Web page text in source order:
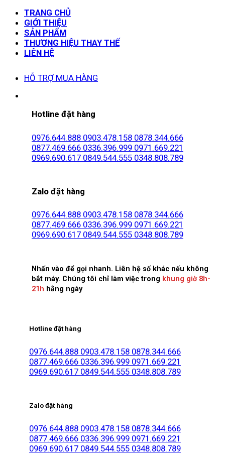
TRANG CHỦ
GIỚI THIỆU
SẢN PHẨM
THƯƠNG HIỆU THAY THẾ
LIÊN HỆ
HỖ TRỢ MUA HÀNG
Hotline đặt hàng
0976.644.888 0903.478.158 0878.344.666
0877.469.666 0336.396.999 0971.669.221
0969.690.617 0849.544.555 0348.808.789
Zalo đặt hàng
0976.644.888 0903.478.158 0878.344.666
0877.469.666 0336.396.999 0971.669.221
0969.690.617 0849.544.555 0348.808.789
Nhấn vào để gọi nhanh. Liên hệ số khác nếu không
bắt máy. Chúng tôi chỉ làm việc trong khung giờ 8h-
21h hằng ngày
Hotline đặt hàng
0976.644.888 0903.478.158 0878.344.666
0877.469.666 0336.396.999 0971.669.221
0969.690.617 0849.544.555 0348.808.789
Zalo đặt hàng
0976.644.888 0903.478.158 0878.344.666
0877.469.666 0336.396.999 0971.669.221
0969.690.617 0849.544.555 0348.808.789